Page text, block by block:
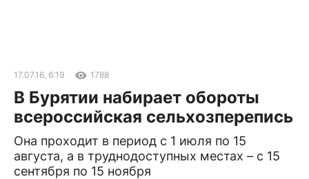
17.07.16, 6:19 1788
В Бурятии набирает обороты
всероссийская сельхозперепись
Она проходит в период с 1 июля по 15
августа, а в труднодоступных местах – с 15
сентября по 15 ноября